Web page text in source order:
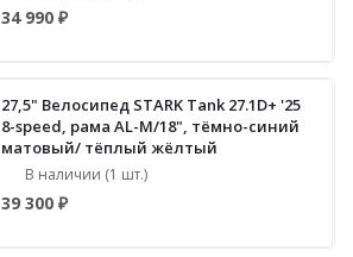
34 990 ₽
27,5" Велосипед STARK Tank 27.1D+ '25
8-speed, рама AL-M/18", тёмно-синий
матовый/ тёплый жёлтый
В наличии (1 шт.)
39 300 ₽